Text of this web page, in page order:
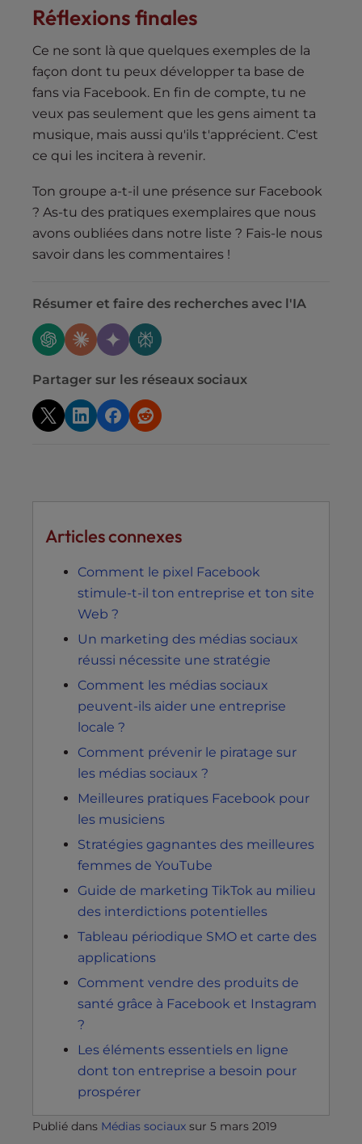
Réflexions finales
Ce ne sont là que quelques exemples de la
façon dont tu peux développer ta base de
fans via Facebook. En fin de compte, tu ne
veux pas seulement que les gens aiment ta
musique, mais aussi qu'ils t'apprécient. C'est
ce qui les incitera à revenir.
Ton groupe a-t-il une présence sur Facebook
? As-tu des pratiques exemplaires que nous
avons oubliées dans notre liste ? Fais-le nous
savoir dans les commentaires !
Résumer et faire des recherches avec l'IA
Partager sur les réseaux sociaux
Articles connexes
Comment le pixel Facebook
stimule-t-il ton entreprise et ton site
Web ?
Un marketing des médias sociaux
réussi nécessite une stratégie
Comment les médias sociaux
peuvent-ils aider une entreprise
locale ?
Comment prévenir le piratage sur
les médias sociaux ?
Meilleures pratiques Facebook pour
les musiciens
Stratégies gagnantes des meilleures
femmes de YouTube
Guide de marketing TikTok au milieu
des interdictions potentielles
Tableau périodique SMO et carte des
applications
Comment vendre des produits de
santé grâce à Facebook et Instagram
?
Les éléments essentiels en ligne
dont ton entreprise a besoin pour
prospérer
Publié dans Médias sociaux sur 5 mars 2019